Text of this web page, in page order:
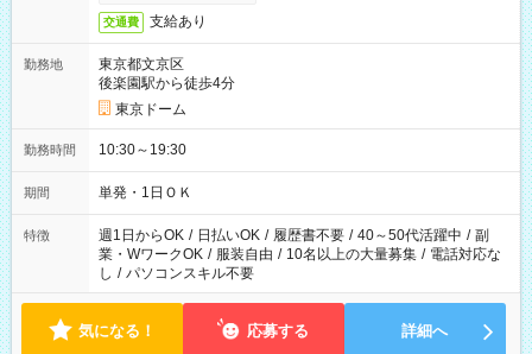
交通費 支給あり
勤務地
東京都文京区
後楽園駅から徒歩4分
東京ドーム
勤務時間 10:30～19:30
期間 単発・1日ＯＫ
特徴 週1日からOK / 日払いOK / 履歴書不要 / 40～50代活躍中 / 副
業・WワークOK / 服装自由 / 10名以上の大量募集 / 電話対応な
し / パソコンスキル不要
気になる！ 応募する 詳細へ